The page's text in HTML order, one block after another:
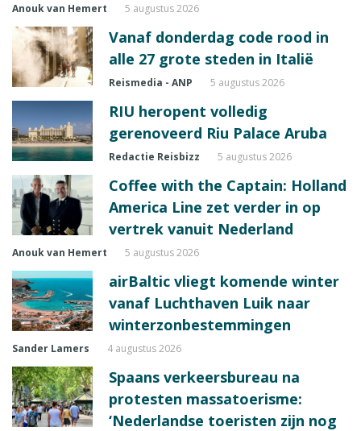
Anouk van Hemert 5 augustus 2026
Vanaf donderdag code rood in
alle 27 grote steden in Italië
Reismedia - ANP 5 augustus 2026
RIU heropent volledig
gerenoveerd Riu Palace Aruba
Redactie Reisbizz 5 augustus 2026
Coffee with the Captain: Holland
America Line zet verder in op
vertrek vanuit Nederland
Anouk van Hemert 5 augustus 2026
airBaltic vliegt komende winter
vanaf Luchthaven Luik naar
winterzonbestemmingen
Sander Lamers 4 augustus 2026
Spaans verkeersbureau na
protesten massatoerisme:
‘Nederlandse toeristen zijn nog